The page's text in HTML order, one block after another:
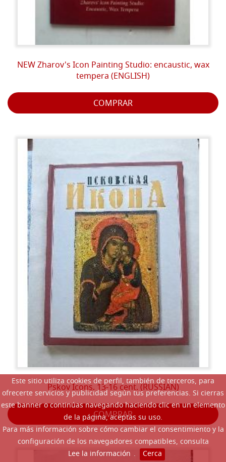
Este sitio utiliza cookies de perfil, también de terceros, para
ofrecerte servicios y publicidad según tus preferencias. Si cierras
este banner o continúas navegando haciendo clic en un elemento
de la página, aceptas su uso.
Para más información sobre cómo cambiar el consentimiento y la
configuración de los navegadores compatibles, consulta
Lee la información . Cerca
NEW Zharov's Icon Painting Studio: encaustic, wax
tempera (ENGLISH)
COMPRAR
Pskov Icons, 13-16 cent. (RUSSIAN)
COMPRAR